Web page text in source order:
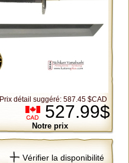
Prix détail suggéré: 587.45 $CAD
527.99$
Notre prix
Vérifier la disponibilité